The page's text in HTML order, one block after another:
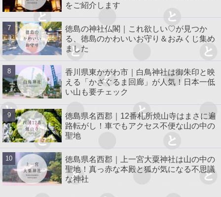
をご紹介します
徳島の神社仏閣｜これ欲しい♡が見つか
る、徳島のかわいいお守り＆おみくじ集め
ました
香川県東かがわ市｜白鳥神社は御朱印と映
える「かざぐるま回廊」が人気！日本一低
い山も要チェック
徳島県名西郡｜12番札所焼山寺はまさに遍
路転がし！車でもアクセス不便な山の中の
聖地
徳島県名西郡｜上一宮大粟神社は山の中の
聖地！真っ赤な本殿と狐が気になる不思議
な神社